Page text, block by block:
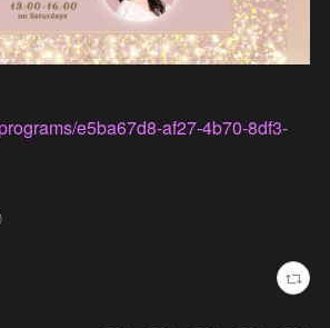
e5ba67d8-af27-4b70-8df3-
)